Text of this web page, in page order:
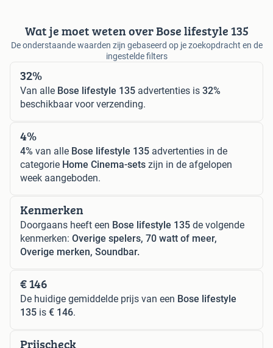
Wat je moet weten over Bose lifestyle 135
De onderstaande waarden zijn gebaseerd op je zoekopdracht en de
ingestelde filters
32%
Van alle Bose lifestyle 135 advertenties is 32%
beschikbaar voor verzending.
4%
4% van alle Bose lifestyle 135 advertenties in de
categorie Home Cinema-sets zijn in de afgelopen
week aangeboden.
Kenmerken
Doorgaans heeft een Bose lifestyle 135 de volgende
kenmerken: Overige spelers, 70 watt of meer,
Overige merken, Soundbar.
€ 146
De huidige gemiddelde prijs van een Bose lifestyle
135 is € 146.
Prijscheck